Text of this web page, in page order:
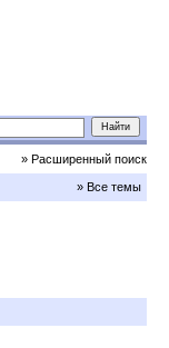
» Расширенный поиск
» Все темы